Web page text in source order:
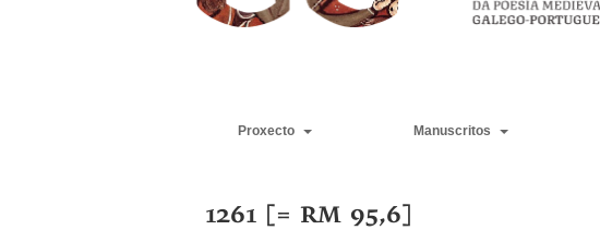
Proxecto Manuscritos
1261 [= RM 95,6]